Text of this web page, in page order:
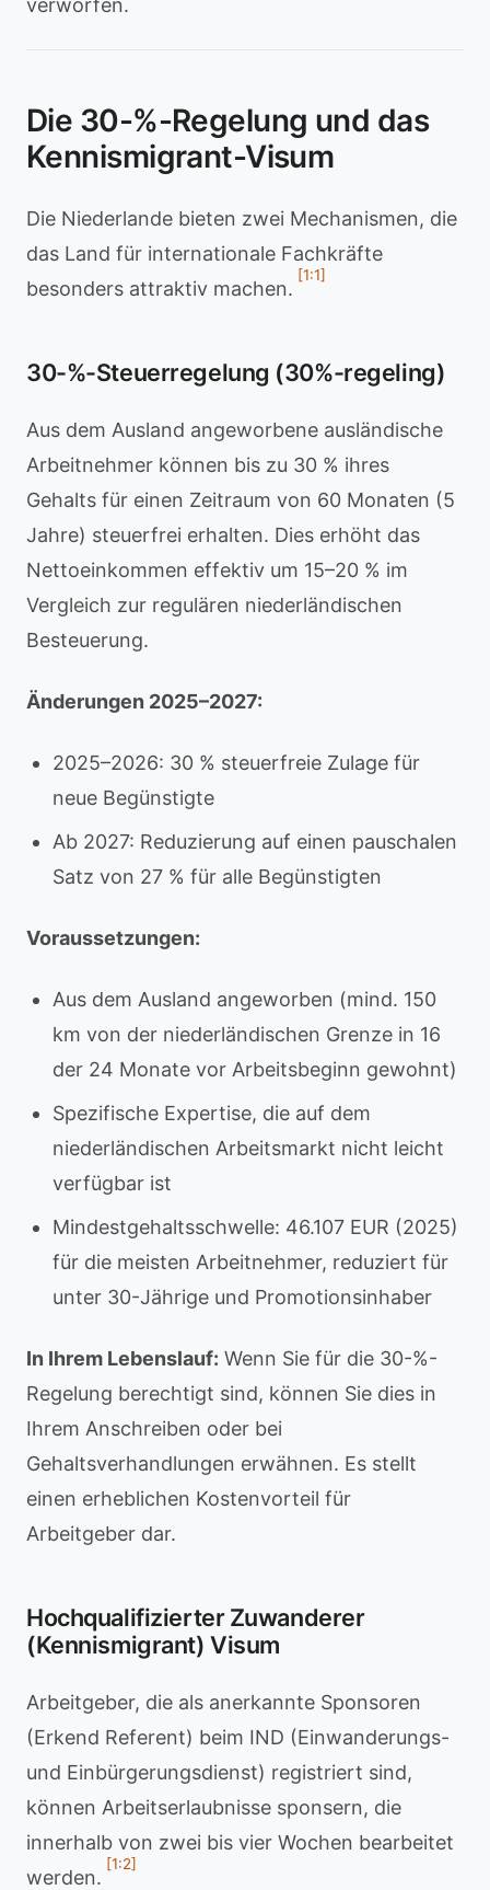
verworfen.
Die 30-%-Regelung und das
Kennismigrant-Visum
Die Niederlande bieten zwei Mechanismen, die
das Land für internationale Fachkräfte
besonders attraktiv machen.
[1:1]
30-%-Steuerregelung (30%-regeling)
Aus dem Ausland angeworbene ausländische
Arbeitnehmer können bis zu 30 % ihres
Gehalts für einen Zeitraum von 60 Monaten (5
Jahre) steuerfrei erhalten. Dies erhöht das
Nettoeinkommen effektiv um 15–20 % im
Vergleich zur regulären niederländischen
Besteuerung.
Änderungen 2025–2027:
2025–2026: 30 % steuerfreie Zulage für
neue Begünstigte
Ab 2027: Reduzierung auf einen pauschalen
Satz von 27 % für alle Begünstigten
Voraussetzungen:
Aus dem Ausland angeworben (mind. 150
km von der niederländischen Grenze in 16
der 24 Monate vor Arbeitsbeginn gewohnt)
Spezifische Expertise, die auf dem
niederländischen Arbeitsmarkt nicht leicht
verfügbar ist
Mindestgehaltsschwelle: 46.107 EUR (2025)
für die meisten Arbeitnehmer, reduziert für
unter 30-Jährige und Promotionsinhaber
In Ihrem Lebenslauf: Wenn Sie für die 30-%-
Regelung berechtigt sind, können Sie dies in
Ihrem Anschreiben oder bei
Gehaltsverhandlungen erwähnen. Es stellt
einen erheblichen Kostenvorteil für
Arbeitgeber dar.
Hochqualifizierter Zuwanderer
(Kennismigrant) Visum
Arbeitgeber, die als anerkannte Sponsoren
(Erkend Referent) beim IND (Einwanderungs-
und Einbürgerungsdienst) registriert sind,
können Arbeitserlaubnisse sponsern, die
innerhalb von zwei bis vier Wochen bearbeitet
werden.
[1:2]